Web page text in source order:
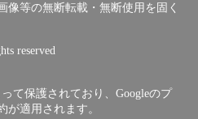
像等の無断転載・無断使用を固く
reserved
て保護されており、Googleのプ
が適用されます。